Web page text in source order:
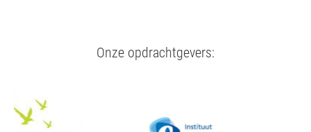
Onze opdrachtgevers: